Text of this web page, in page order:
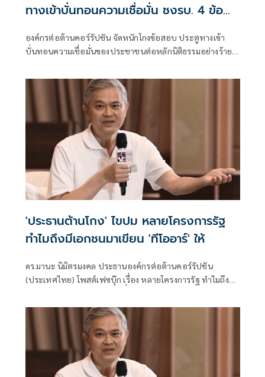
ทางเข้าบั่นทอนความเชื่อมั่น ชงรบ. 4 ข้อ
องค์กรต่อต้านคอร์รัปชัน จัดหนักโกงข้อสอบ ประตูทางเข้า
บั่นทอนความเชื่อมั่นของประชาชนต่อหลักนิติธรรมอย่างร้าย
การโกงในอนาคต ยกระดับเป็นวาระแห่งชาติ
'ประธานต้านโกง' ไขปม หลายโครงการรัฐ
ทำไมถึงมีเอกชนมาเขียน 'ทีโออาร์' ให้
ดร.มานะ นิมิตรมงคล ประธานองค์กรต่อต้านคอร์รัปชัน
(ประเทศไทย) โพสต์เฟซบุ๊ก เรื่อง หลายโครงการรัฐ ทำไมถึงมี